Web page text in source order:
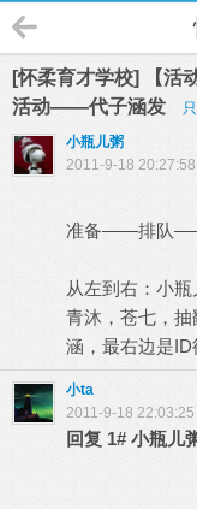
[怀柔育才学校] 【活
活动——代子涵发
小瓶儿粥
2011-9-18 20:27:58
准备——排队
从左到右：小
青沐，苍七，
涵，最右边是ID
小ta
2011-9-18 22:03:25
回复 1# 小瓶儿